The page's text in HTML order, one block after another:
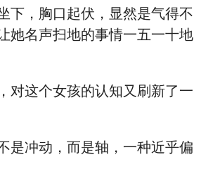
下，胸口起伏，显然是气得不
她名声扫地的事情一五一十地
对这个女孩的认知又刷新了一
是冲动，而是轴，一种近乎偏